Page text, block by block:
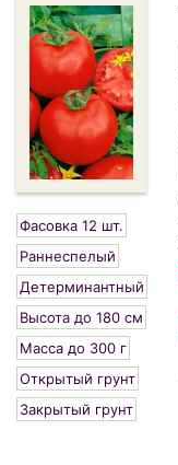
Фасовка 12 шт.
Раннеспелый
Детерминантный
Высота до 180 см
Масса до 300 г
Открытый грунт
Закрытый грунт